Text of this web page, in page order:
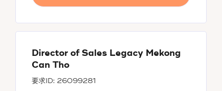
Director of Sales Legacy Mekong
Can Tho
26099281